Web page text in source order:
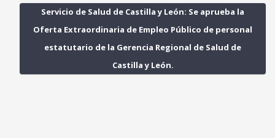
Servicio de Salud de Castilla y León: Se aprueba la
Oferta Extraordinaria de Empleo Público de personal
estatutario de la Gerencia Regional de Salud de
Castilla y León.